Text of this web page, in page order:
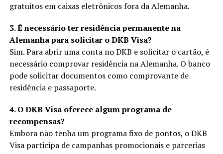
gratuitos em caixas eletrônicos fora da Alemanha.
3. É necessário ter residência permanente na
Alemanha para solicitar o DKB Visa?
Sim. Para abrir uma conta no DKB e solicitar o cartão, é
necessário comprovar residência na Alemanha. O banco
pode solicitar documentos como comprovante de
residência e passaporte.
4. O DKB Visa oferece algum programa de
recompensas?
Embora não tenha um programa fixo de pontos, o DKB
Visa participa de campanhas promocionais e parcerias